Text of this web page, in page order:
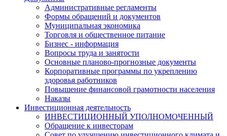
Административные регламенты
Формы обращений и документов
Муниципальная экономика
Торговля и общественное питание
Бизнес - информация
Вопросы труда и занятости
Основные планово-прогнозные документы
Корпоративные программы по укреплению
здоровья работников
Повышение финансовой грамотности населения
Наказы
Инвестиционная деятельность
ИНВЕСТИЦИОННЫЙ УПОЛНОМОЧЕННЫЙ
Обращение к инвесторам